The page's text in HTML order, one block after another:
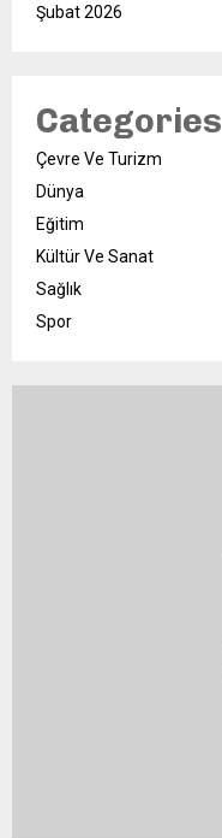
Şubat 2026
Categories
Çevre Ve Turizm
Dünya
Eğitim
Kültür Ve Sanat
Sağlık
Spor